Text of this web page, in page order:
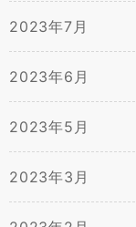
2023年7月
2023年6月
2023年5月
2023年3月